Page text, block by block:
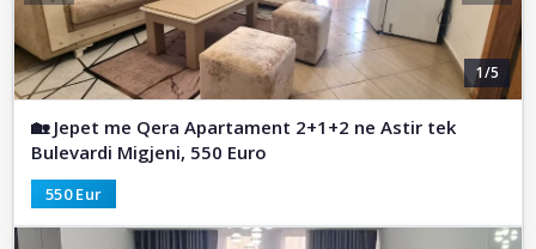
1/5
🏡 Jepet me Qera Apartament 2+1+2 ne Astir tek
Bulevardi Migjeni, 550 Euro
550 Eur